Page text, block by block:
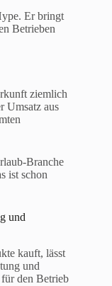
Er bringt
Betrieben
ziemlich
Umsatz aus
Branche
ist schon
und
kauft, lässt
und
den Betrieb